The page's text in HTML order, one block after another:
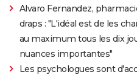
Alvaro Fernandez,
draps : "L'idéal est de les
au maximum tous les dix
nuances importantes"
Les psychologues sont